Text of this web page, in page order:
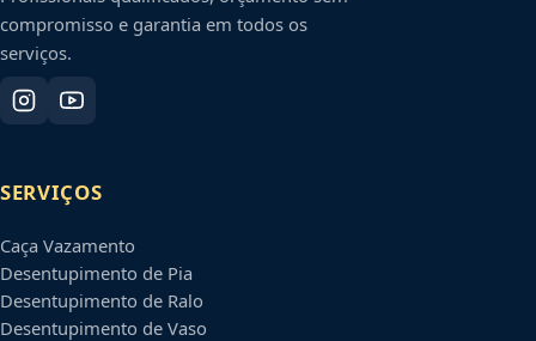
compromisso e garantia em todos os
serviços.
SERVIÇOS
Caça Vazamento
Desentupimento de Pia
Desentupimento de Ralo
Desentupimento de Vaso